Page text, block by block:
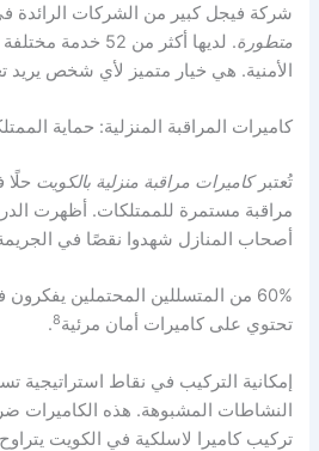
شركة فيجل كبير من الشركات الرائدة
متطورة
. لديها أكثر من 52
الأمنية. هي خيار متميز لأي شخص يريد
كاميرات المراقبة المنزلية: حماية
تُعتبركاميرات مراقبة منزلية بالكويت حلًا
أصحاب المنازل شهدوا نقصًا في
60% من المتسللين المحتملين
تحتوي على كاميرات أمان مرئية8
.
إمكانية التركيب في نقاط استراتيجية
النشاطات المشبوهة. هذه الكاميرات